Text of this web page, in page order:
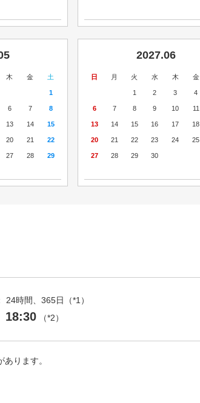
木 金 土
1
6 7 8
13 14 15
20 21 22
27 28 29
2027.06
日 月 火 水 木 金
1 2 3 4
6 7 8 9 10 11
13 14 15 16 17 18
20 21 22 23 24 25
27 28 29 30
24時間、365日（*1）
18:30（*2）
ります。